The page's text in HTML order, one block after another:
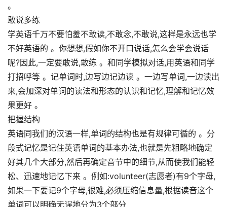
。
敢说多练
学英语千万不要怕羞不敢读,不敢念,不敢说,这样是永远也学
不好英语的 。你想想,假如你不开口说话,怎么会学会说话
呢?因此,一定要敢说,敢练 。和同学模拟对话,用英语和同学
打招呼等 。记单词时,边写边记边读 。一边写单词,一边读出
来,会加深对单词的读法和形态的认识和记忆,理解和记忆效
果更好 。
把握结构
英语同我们的汉语一样,单词的结构也是有规律可循的 。分
段式记忆是记住英语单词的基本办法,也就是先粗略地确定
好其几个大部分,然后再确定音节中的细节,从而使我们能轻
松、迅速地记忆下来 。例如:volunteer(志愿者)有9个字母,
如果一下要记9个字母,很难,必须压缩信息量,根据读音这个
单词可以明确无误地分为3个部分